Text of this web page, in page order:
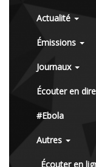
Actualité
Émissions
Journaux
Écouter en
#Ebola
Autres
Écouter en